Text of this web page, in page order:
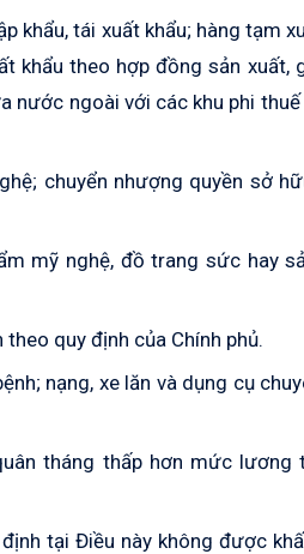
khẩu, tái xuất khẩu; hàng tạm
khẩu theo hợp đồng sản xuất,
nước ngoài với các khu phi thuế
chuyển nhượng quyền sở
mỹ nghệ, đồ trang sức hay
quy định của Chính phủ.
nạng, xe lăn và dụng cụ
tháng thấp hơn mức lương
tại Điều này không được